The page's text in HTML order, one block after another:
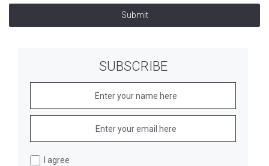
Submit
SUBSCRIBE
I agree